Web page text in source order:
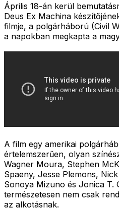
Április 18-án kerül
Deus Ex Machina
filmje, a polgárháború (Civil
a napokban megkapta a
A film egy amerikai
értelemszerűen, olyan
Wagner Moura, Stephen
Spaeny, Jesse Plemons,
Sonoya Mizuno és Jonica T.
természetesen nem csak
az alkotásnak.